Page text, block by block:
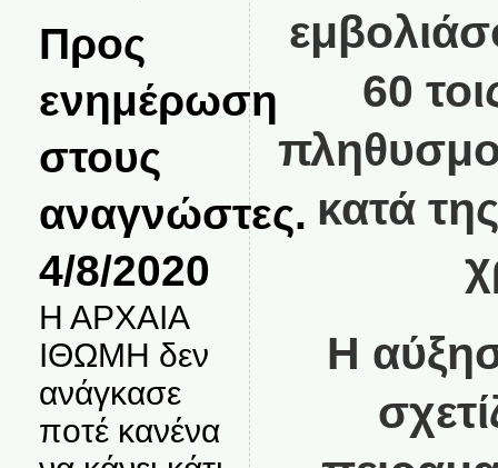
Προς
ενημέρωση
στους
αναγνώστες.
4/8/2020
Η ΑΡΧΑΙΑ
ΙΘΩΜΗ δεν
ανάγκασε
ποτέ κανένα
60
κατά
Η